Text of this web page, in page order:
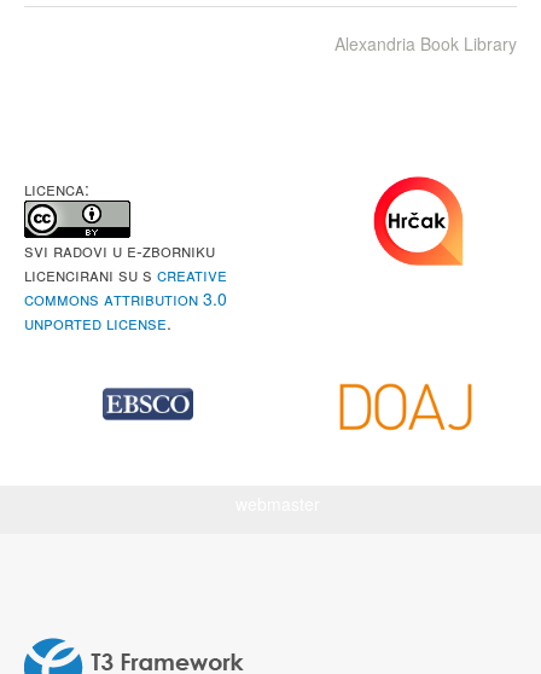
Alexandria Book Library
LICENCA:
Svi radovi u e-Zborniku
licencirani su s Creative
Commons Attribution 3.0
Unported License.